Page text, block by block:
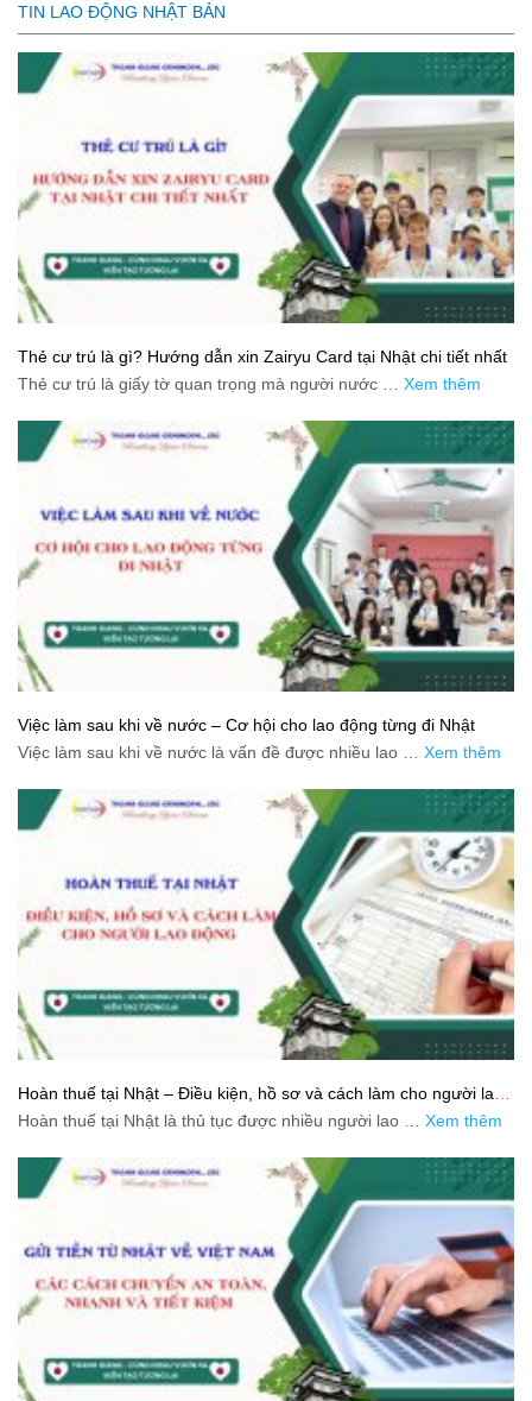
TIN LAO ĐỘNG NHẬT BẢN
Thẻ cư trú là gì? Hướng dẫn xin Zairyu Card tại Nhật chi tiết nhất
Thẻ cư trú là giấy tờ quan trọng mà người nước … Xem thêm
Việc làm sau khi về nước – Cơ hội cho lao động từng đi Nhật
Việc làm sau khi về nước là vấn đề được nhiều lao … Xem thêm
Hoàn thuế tại Nhật – Điều kiện, hồ sơ và cách làm cho người lao
động
Hoàn thuế tại Nhật là thủ tục được nhiều người lao … Xem thêm